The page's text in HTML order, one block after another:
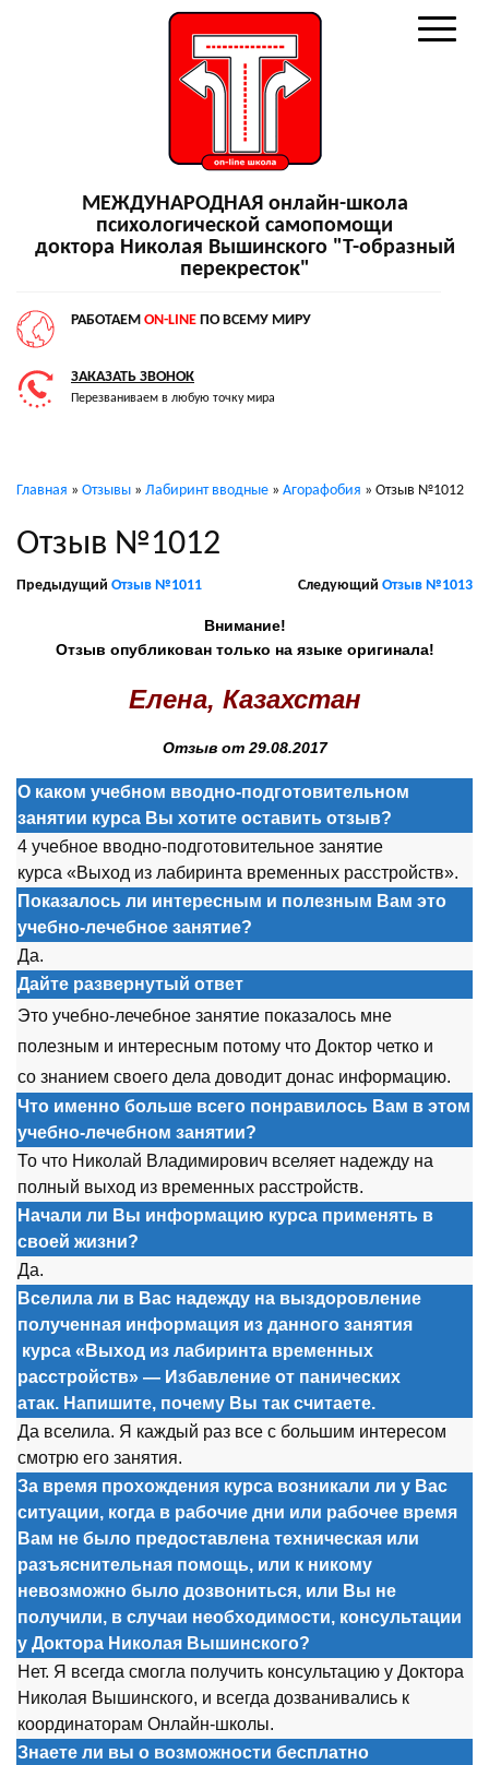
МЕЖДУНАРОДНАЯ онлайн-школа
психологической самопомощи
доктора Николая Вышинского "Т-образный
перекресток"
РАБОТАЕМ ON-LINE ПО ВСЕМУ МИРУ
ЗАКАЗАТЬ ЗВОНОК
Перезваниваем в любую точку мира
Главная » Отзывы » Лабиринт вводные » Агорафобия » Отзыв №1012
Отзыв №1012
Предыдущий Отзыв №1011 Следующий Отзыв №1013
Внимание!
Отзыв опубликован только на языке оригинала!
Елена, Казахстан
Отзыв от 29.08.2017
О каком учебном вводно-подготовительном
занятии курса Вы хотите оставить отзыв?
4 учебное вводно-подготовительное занятие
курса «Выход из лабиринта временных расстройств».
Показалось ли интересным и полезным Вам это
учебно-лечебное занятие?
Да.
Дайте развернутый ответ
Это учебно-лечебное занятие показалось мне
полезным и интересным потому что Доктор четко и
со знанием своего дела доводит донас информацию.
Что именно больше всего понравилось Вам в этом
учебно-лечебном занятии?
То что Николай Владимирович вселяет надежду на
полный выход из временных расстройств.
Начали ли Вы информацию курса применять в
своей жизни?
Да.
Вселила ли в Вас надежду на выздоровление
полученная информация из данного занятия
курса «Выход из лабиринта временных
расстройств» — Избавление от панических
атак. Напишите, почему Вы так считаете.
Да вселила. Я каждый раз все с большим интересом
смотрю его занятия.
За время прохождения курса возникали ли у Вас
ситуации, когда в рабочие дни или рабочее время
Вам не было предоставлена техническая или
разъяснительная помощь, или к никому
невозможно было дозвониться, или Вы не
получили, в случаи необходимости, консультации
у Доктора Николая Вышинского?
Нет. Я всегда смогла получить консультацию у Доктора
Николая Вышинского, и всегда дозванивались к
координаторам Онлайн-школы.
Знаете ли вы о возможности бесплатно